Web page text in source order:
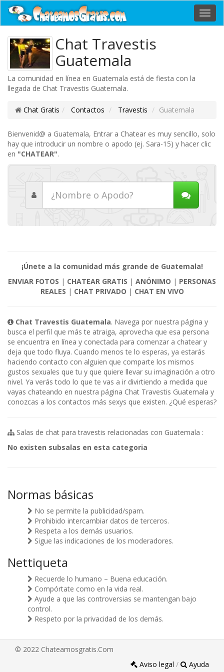
Chat Travestis
Guatemala
La comunidad en línea en Guatemala está de fiesta con la
llegada de Chat Travestis Guatemala.
Chat Gratis Contactos Travestis Guatemala
Bienvenid@ a Guatemala, Entrar a Chatear es muy sencillo, solo
hay que introducir un nombre o apodo (ej. Sara-15) y hacer clic
en "CHATEAR".
¡Únete a la comunidad más grande de Guatemala!
ENVIAR FOTOS | CHATEAR GRATIS | ANÓNIMO | PERSONAS
REALES | CHAT PRIVADO | CHAT EN VIVO
Chat Travestis Guatemala. Navega por nuestra página y
busca el perfil que más te atraiga, aprovecha que esa persona
se encuentra en línea y conectada para comenzar a chatear y
deja que todo fluya. Cuando menos te lo esperas, ya estarás
haciendo contacto con alguien que comparte los mismos
gustos sexuales que tu y que quiere llevar su imaginación a otro
nivel. Ya verás todo lo que te vas a ir divirtiendo a medida que
vayas chateando en nuestra página Chat Travestis Guatemala y
conozcas a los contactos más sexys que existen. ¿Qué esperas?
Salas de chat para travestis relacionadas con Guatemala :
No existen subsalas en esta categoria
Normas básicas
No se permite la publicidad/spam.
Prohibido intercambiar datos de terceros.
Respeta a los demás usuarios.
Sigue las indicaciones de los moderadores.
Nettiqueta
Recuerde lo humano – Buena educación.
Compórtate como en la vida real.
Ayude a que las controversias se mantengan bajo
control.
Respeto por la privacidad de los demás.
© 2022 Chateamosgratis.Com
Aviso legal / Ayuda